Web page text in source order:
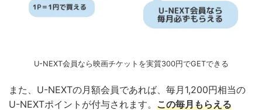
U-NEXT会員なら映画チケットを実質300円でGETできる
また、U-NEXTの月額会員であれば、毎月1,200円相当の
U-NEXTポイントが付与されます。 この毎月もらえる